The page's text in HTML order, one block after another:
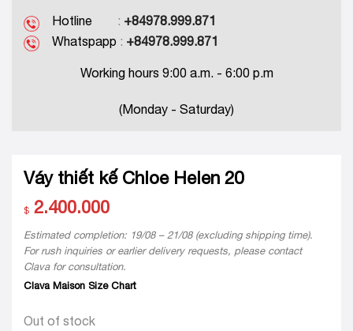
Hotline : +84978.999.871
Whatspapp : +84978.999.871
Working hours 9:00 a.m. - 6:00 p.m
(Monday - Saturday)
Váy thiết kế Chloe Helen 20
$ 2.400.000
Estimated completion: 19/08 – 21/08 (excluding shipping time).
For rush inquiries or earlier delivery requests, please contact
Clava for consultation.
Clava Maison Size Chart
Out of stock